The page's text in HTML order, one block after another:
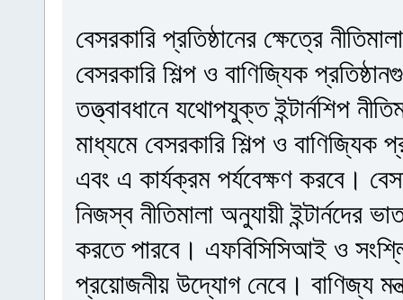
বেসরকারি প্রতিষ্ঠানের ক্ষেত্রে
বেসরকারি শিল্প ও বাণিজ্যিক
তত্ত্বাবধানে যথোপযুক্ত ইন্টার্নশিপ
মাধ্যমে বেসরকারি শিল্প ও বাণিজ্যিক
এবং এ কার্যক্রম পর্যবেক্ষণ করবে।
নিজস্ব নীতিমালা অনুযায়ী ইন্টার্নদের
করতে পারবে। এফবিসিসিআই ও
প্রয়োজনীয় উদ্যোগ নেবে। বাণিজ্য